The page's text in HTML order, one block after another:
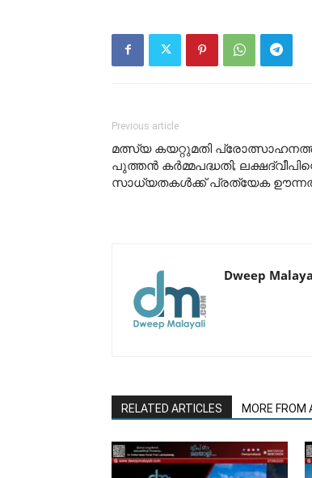
Previous article
മത്സ്യ കയറ്റുമതി
പുത്തൻ കർമ്മപദ്ധതി;
സാധ്യതകൾക്ക് പ്രത്യേക
Dweep
RELATED ARTICLES MORE FROM